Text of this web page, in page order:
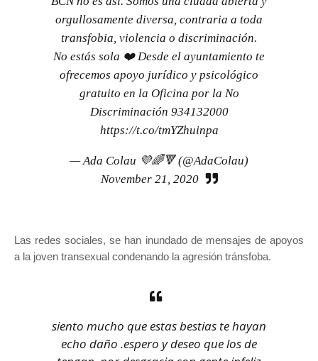
orgullosamente diversa, contraria a toda
transfobia, violencia o discriminación.
No estás sola ❤️ Desde el ayuntamiento te
ofrecemos apoyo jurídico y psicológico
gratuito en la Oficina por la No
Discriminación 934132000
https://t.co/tmYZhuinpa
— Ada Colau 💜🌈🔻 (@AdaColau)
November 21, 2020
Las redes sociales, se han inundado de mensajes de apoyos
a la joven transexual condenando la agresión tránsfoba.
siento mucho que estas bestias te hayan
echo daño .espero y deseo que los de